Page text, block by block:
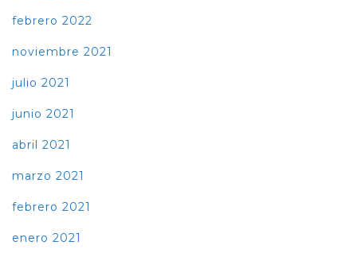
febrero 2022
noviembre 2021
julio 2021
junio 2021
abril 2021
marzo 2021
febrero 2021
enero 2021